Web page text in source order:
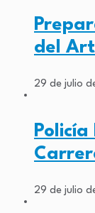
del
29 de julio
29 de julio